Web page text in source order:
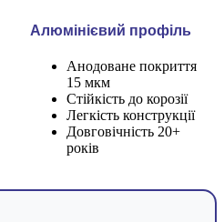
Алюмінієвий профіль
Анодоване покриття
15 мкм
Стійкість до корозії
Легкість конструкції
Довговічність 20+
років